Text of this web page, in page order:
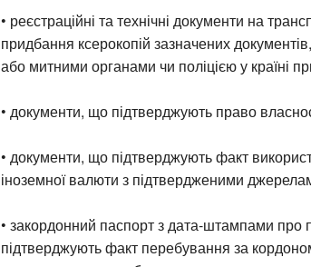
• реєстраційні та технічні документи на
придбання ксерокопій зазначених
або митними органами чи поліцією у країні
• документи, що підтверджують право
• документи, що підтверджують факт
іноземної валюти з підтвердженими
• закордонний паспорт з дата-штампами про
підтверджують факт перебування за